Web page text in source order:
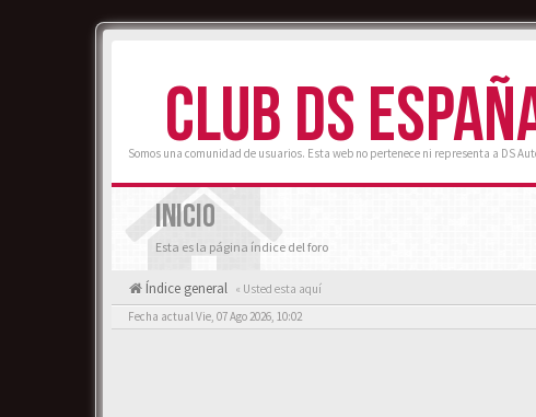
CLUB DS
Somos una comunidad de usuarios. Esta web no pertenece ni representa a DS
INICIO
Esta es la página índice del foro
Índice general « Usted esta aquí
Fecha actual Vie, 07 Ago 2026, 10:02